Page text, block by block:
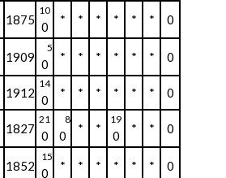
1875
10
0 * * * * * * 0
1909
5
0 * * * * * * 0
1912
14
0 * * * * * * 0
1827
21
0
8
0 * *
19
0 * * 0
1852
15
0 * * * * * * 0